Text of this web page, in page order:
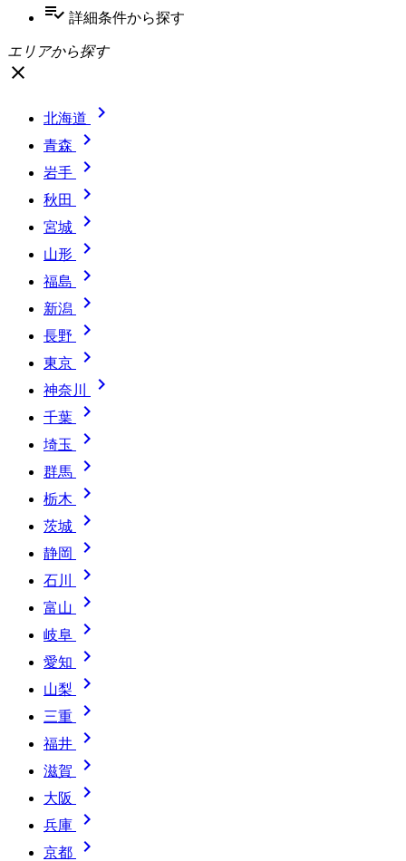
playlist_add_check 詳細条件から探す
エリアから探す
close
北海道 
青森 
岩手 
秋田 
宮城 
山形 
福島 
新潟 
長野 
東京 
神奈川 
千葉 
埼玉 
群馬 
栃木 
茨城 
静岡 
石川 
富山 
岐阜 
愛知 
山梨 
三重 
福井 
滋賀 
大阪 
兵庫 
京都 